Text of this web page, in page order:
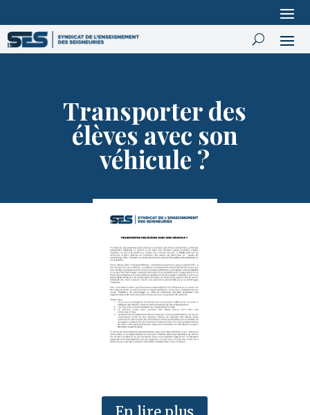
Transporter des
élèves avec son
véhicule ?